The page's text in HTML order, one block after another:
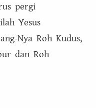
pergi
Yesus
Nya Roh Kudus,
dan Roh